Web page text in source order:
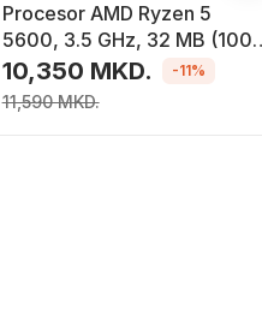
Procesor AMD Ryzen 5
5600, 3.5 GHz, 32 MB (100-
100000927BOX)
10,350 MKD.
11,590 MKD.
-11%